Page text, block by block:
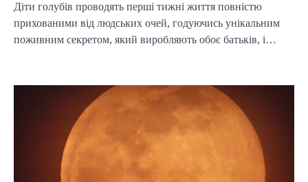
Діти голубів проводять перші тижні життя повністю
прихованими від людських очей, годуючись унікальним
поживним секретом, який виробляють обоє батьків, і…